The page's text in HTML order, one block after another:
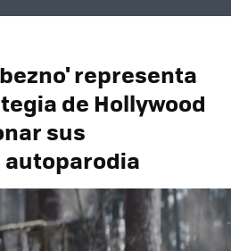
representa
de Hollywood
sus